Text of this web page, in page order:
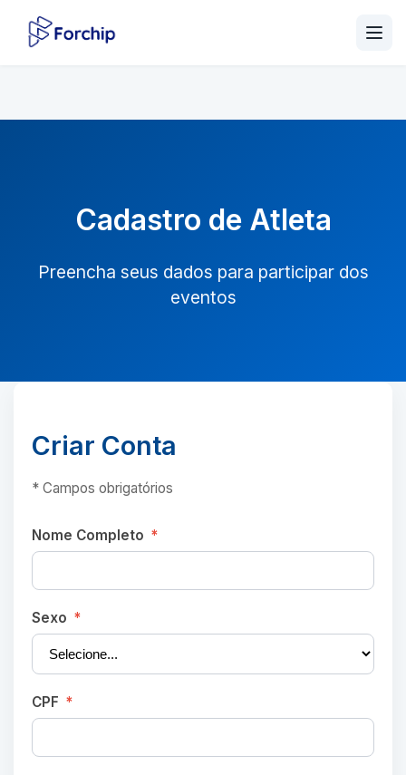
Cadastro de Atleta
Preencha seus dados para participar dos
eventos
Criar Conta
* Campos obrigatórios
Nome Completo *
Sexo *
CPF *